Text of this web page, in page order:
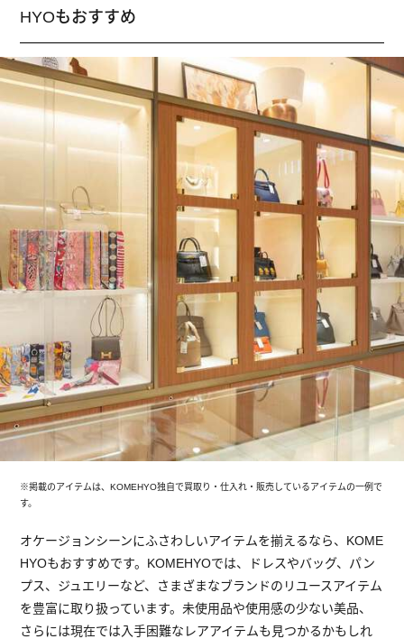
HYOもおすすめ
※掲載のアイテムは、KOMEHYO独自で買取り・仕入れ・販売しているアイテムの一例で
す。
オケージョンシーンにふさわしいアイテムを揃えるなら、KOME
HYOもおすすめです。KOMEHYOでは、ドレスやバッグ、パン
プス、ジュエリーなど、さまざまなブランドのリユースアイテム
を豊富に取り扱っています。未使用品や使用感の少ない美品、
さらには現在では入手困難なレアアイテムも見つかるかもしれ